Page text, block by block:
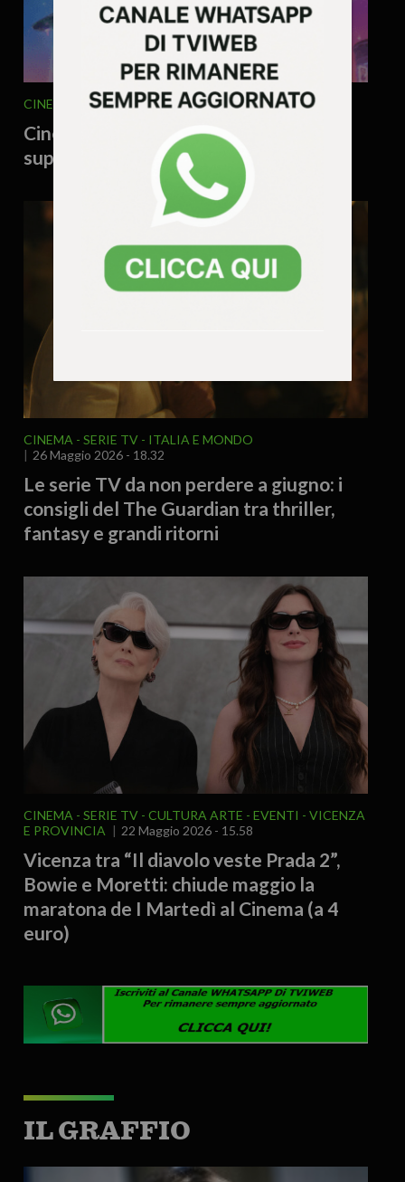
CINEMA - SERIE TV 10 Giugno 2026 - 10.52
Cinema,”Super Mario Galaxy” ha
superato 1 miliardo di dollari di incasso
CINEMA - SERIE TV
ITALIA E MONDO
26 Maggio 2026 - 18.32
Le serie TV da non perdere a giugno: i
consigli del The Guardian tra thriller,
fantasy e grandi ritorni
CINEMA - SERIE TV CULTURA ARTE EVENTI
VICENZA
E PROVINCIA
22 Maggio 2026 - 15.58
Vicenza tra “Il diavolo veste Prada 2”,
Bowie e Moretti: chiude maggio la
maratona de I Martedì al Cinema (a 4
euro)
IL GRAFFIO